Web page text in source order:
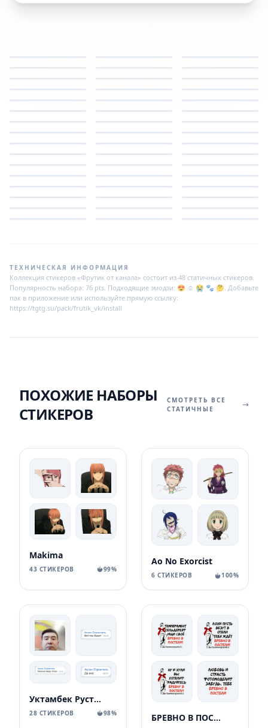
ТЕХНИЧЕСКАЯ ИНФОРМАЦИЯ
Коллекция стикеров «Фрутик от канала» состоит из 48 статичных стикеров.
Популярность набора: 76 pts. Подходящие эмодзи: 😍 ☺️ 😭 🐾 🤔. Добавьте
пак в приложение или используйте прямую ссылку:
https://tgtg.su/pack/frutik_vk/install
ПОХОЖИЕ НАБОРЫ
СТИКЕРОВ
СМОТРЕТЬ ВСЕ
СТАТИЧНЫЕ
Makima
43 СТИКЕРОВ 99%
Ao No Exorcist
6 СТИКЕРОВ 100%
Уктамбек Рустамбекович
28 СТИКЕРОВ 98% БРЕВНО В ПОСТЕЛИ